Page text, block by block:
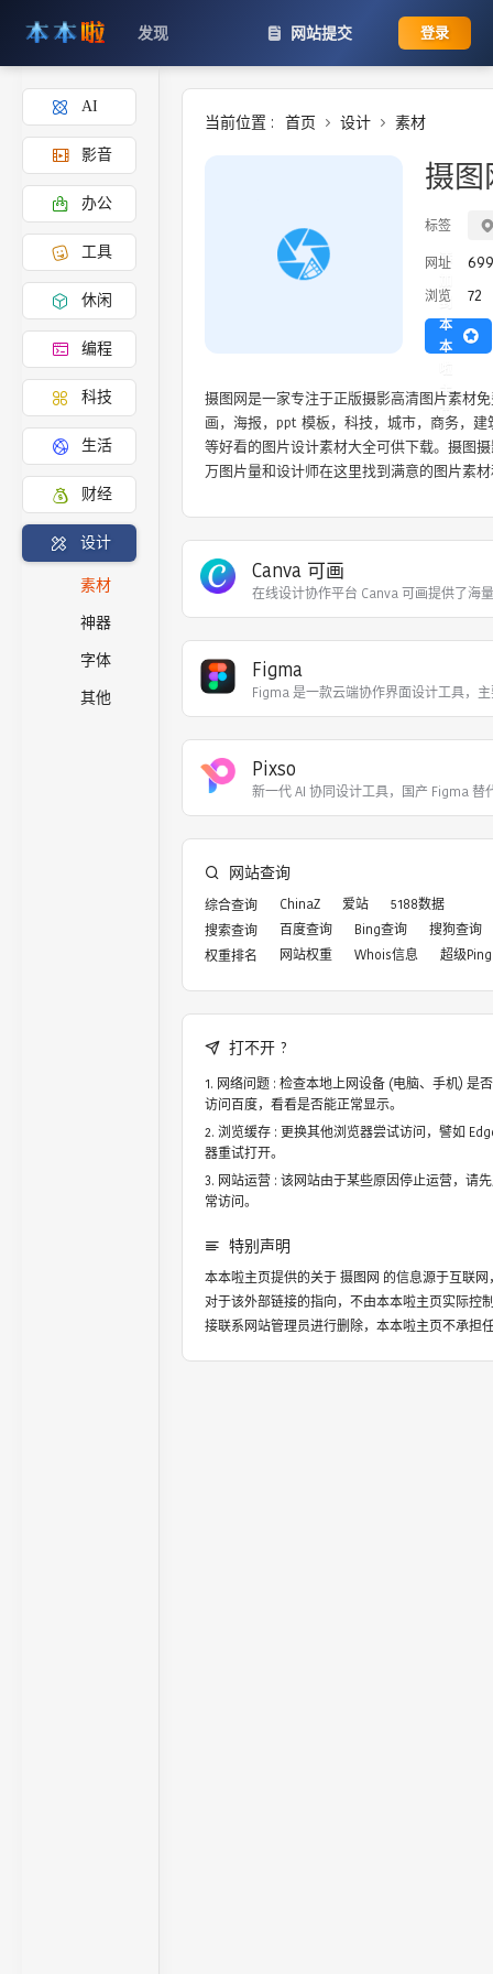
发现 网站提交 登录
AI
影音
办公
工具
休闲
编程
科技
生活
财经
设计
素材
神器
字体
其他
当前位置 : 首页 设计 素材
摄图
标签
网址
浏览 72
添
到
本
本
主
页
摄图网是一家专注于正版摄影高清图片素材
画，海报，ppt 模板，科技，城市，商务，
等好看的图片设计素材大全可供下载。摄图
万图片量和设计师在这里找到满意的图片素
Canva 可画
在线设计协作平台 Canva 可画提供了海
Figma
Figma 是一款‌云端协作界面设计工具‌，
Pixso
新一代 AI 协同设计工具，国产 Figma 替
网站查询
综合查询 ChinaZ 爱站
5188数据
搜索查询
百度查询 Bing查询
搜狗查询
权重排名
网站权重 Whois信息 超级Ping
打不开 ?
网络问题 : 检查本地上网设备 (电脑、手机) 是
访问百度，看看是否能正常显示。
浏览缓存 : 更换其他浏览器尝试访问，譬如
器重试打开。
网站运营 : 该网站由于某些原因停止运营，请
常访问。
特别声明
本本啦主页提供的关于摄图网 的信息源于互联
对于该外部链接的指向，不由本本啦主页实际控
接联系网站管理员进行删除，本本啦主页不承担